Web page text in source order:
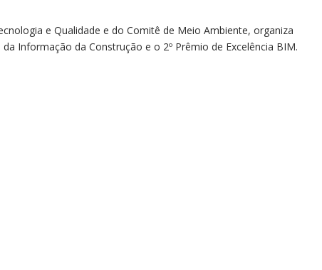
e Qualidade e do Comitê de Meio Ambiente, organiza
Informação da Construção e o 2º Prêmio de Excelência BIM.